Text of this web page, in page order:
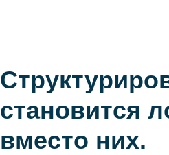
становится
вместо них.